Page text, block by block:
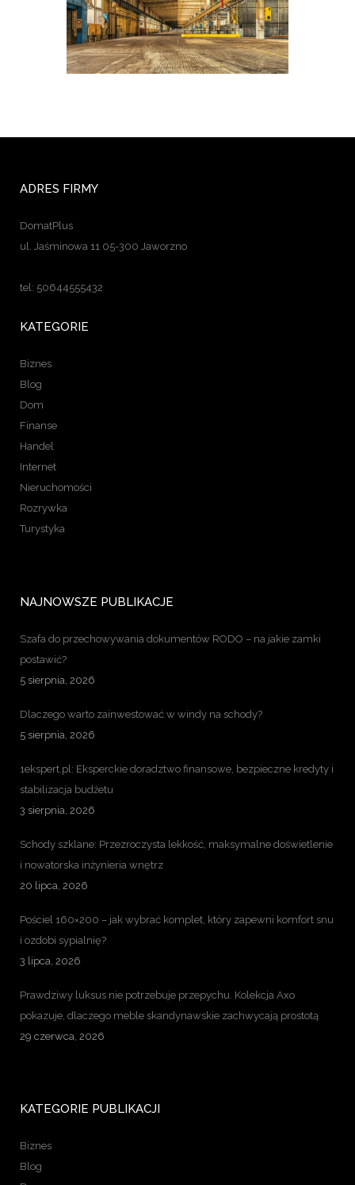
ADRES FIRMY
DomatPlus
ul. Jaśminowa 11 05-300 Jaworzno
tel: 50644555432
KATEGORIE
Biznes
Blog
Dom
Finanse
Handel
Internet
Nieruchomości
Rozrywka
Turystyka
NAJNOWSZE PUBLIKACJE
Szafa do przechowywania dokumentów RODO – na jakie zamki
postawić?
5 sierpnia, 2026
Dlaczego warto zainwestować w windy na schody?
5 sierpnia, 2026
1ekspert.pl: Eksperckie doradztwo finansowe, bezpieczne kredyty i
stabilizacja budżetu
3 sierpnia, 2026
Schody szklane: Przezroczysta lekkość, maksymalne doświetlenie
i nowatorska inżynieria wnętrz
20 lipca, 2026
Pościel 160×200 – jak wybrać komplet, który zapewni komfort snu
i ozdobi sypialnię?
3 lipca, 2026
Prawdziwy luksus nie potrzebuje przepychu. Kolekcja Axo
pokazuje, dlaczego meble skandynawskie zachwycają prostotą
29 czerwca, 2026
KATEGORIE PUBLIKACJI
Biznes
Blog